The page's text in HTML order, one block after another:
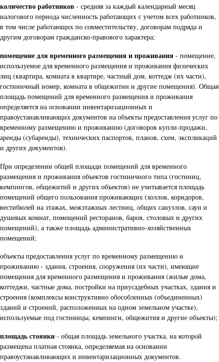
количество работников - средняя за каждый календарный месяц
налогового периода численность работающих с учетом всех работников,
в том числе работающих по совместительству, договорам подряда и
другим договорам гражданско-правового характера;
помещение для временного размещения и проживания - помещение,
используемое для временного размещения и проживания физических
лиц (квартира, комната в квартире, частный дом, коттедж (их части),
гостиничный номер, комната в общежитии и другие помещения). Общая
площадь помещений для временного размещения и проживания
определяется на основании инвентаризационных и
правоустанавливающих документов на объекты предоставления услуг по
временному размещению и проживанию (договоров купли-продажи,
аренды (субаренды), технических паспортов, планов, схем, экспликаций
и других документов).
При определении общей площади помещений для временного
размещения и проживания объектов гостиничного типа (гостиниц,
кемпингов, общежитий и других объектов) не учитывается площадь
помещений общего пользования проживающих (холлов, коридоров,
вестибюлей на этажах, межэтажных лестниц, общих санузлов, саун и
душевых комнат, помещений ресторанов, баров, столовых и других
помещений), а также площадь административно-хозяйственных
помещений;
объекты предоставления услуг по временному размещению и
проживанию - здания, строения, сооружения (их части), имеющие
помещения для временного размещения и проживания (жилые дома,
коттеджи, частные дома, постройки на приусадебных участках, здания и
строения (комплексы конструктивно обособленных (объединенных)
зданий и строений, расположенных на одном земельном участке),
используемые под гостиницы, кемпинги, общежития и другие объекты);
площадь стоянки - общая площадь земельного участка, на которой
размещена платная стоянка, определяемая на основании
правоустанавливающих и инвентаризационных документов.